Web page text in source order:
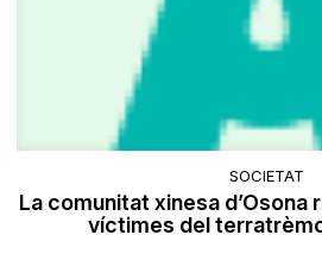
SOCIETAT
La comunitat xinesa d’Osona
víctimes del